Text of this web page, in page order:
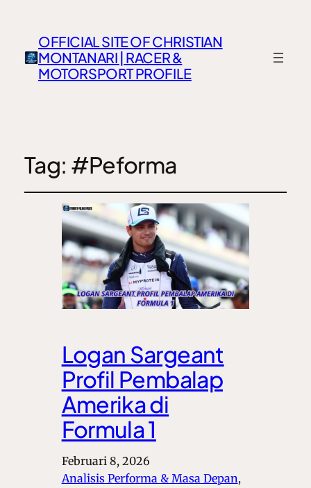
OFFICIAL SITE OF CHRISTIAN
MONTANARI | RACER &
MOTORSPORT PROFILE
Tag: #Peforma
Logan Sargeant
Profil Pembalap
Amerika di
Formula 1
Februari 8, 2026
Analisis Performa & Masa Depan ,